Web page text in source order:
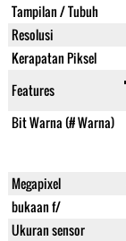
Tampilan / Tubuh
Resolusi
Kerapatan Piksel
Features
Bit Warna (# Warna)
Megapixel
bukaan f/
Ukuran sensor